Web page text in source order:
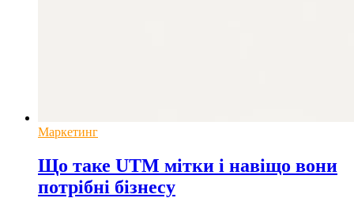
Маркетинг
Що таке UTM мітки і навіщо вони
потрібні бізнесу